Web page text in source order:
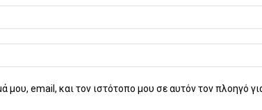
μου, email, και τον ιστότοπο μου σε αυτόν τον πλοηγό